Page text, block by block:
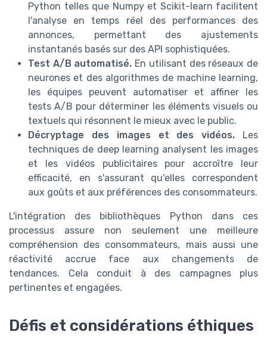
Python telles que Numpy et Scikit-learn facilitent
l'analyse en temps réel des performances des
annonces, permettant des ajustements
instantanés basés sur des API sophistiquées.
Test A/B automatisé. En utilisant des réseaux de
neurones et des algorithmes de machine learning,
les équipes peuvent automatiser et affiner les
tests A/B pour déterminer les éléments visuels ou
textuels qui résonnent le mieux avec le public.
Décryptage des images et des vidéos. Les
techniques de deep learning analysent les images
et les vidéos publicitaires pour accroître leur
efficacité, en s'assurant qu'elles correspondent
aux goûts et aux préférences des consommateurs.
L'intégration des bibliothèques Python dans ces
processus assure non seulement une meilleure
compréhension des consommateurs, mais aussi une
réactivité accrue face aux changements de
tendances. Cela conduit à des campagnes plus
pertinentes et engagées.
Défis et considérations éthiques